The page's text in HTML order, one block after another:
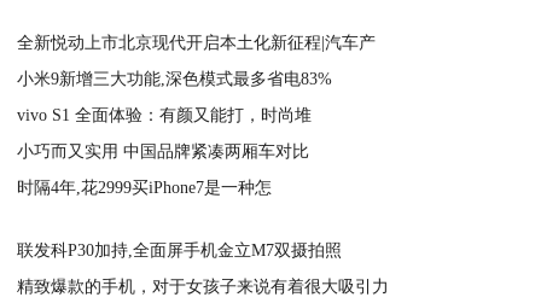
全新悦动上市北京现代开启本土化新征程|汽车产
小米9新增三大功能,深色模式最多省电83%
vivo S1 全面体验：有颜又能打，时尚堆
小巧而又实用 中国品牌紧凑两厢车对比
时隔4年,花2999买iPhone7是一种怎
联发科P30加持,全面屏手机金立M7双摄拍照
精致爆款的手机，对于女孩子来说有着很大吸引力